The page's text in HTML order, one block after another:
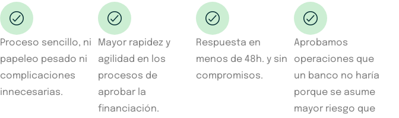
Proceso sencillo, ni
papeleo pesado ni
complicaciones
innecesarias.
Mayor rapidez y
agilidad en los
procesos de
aprobar la
financiación.
Respuesta en
menos de 48h. y sin
compromisos.
Aprobamos
operaciones que
un banco no haría
porque se asume
mayor riesgo que